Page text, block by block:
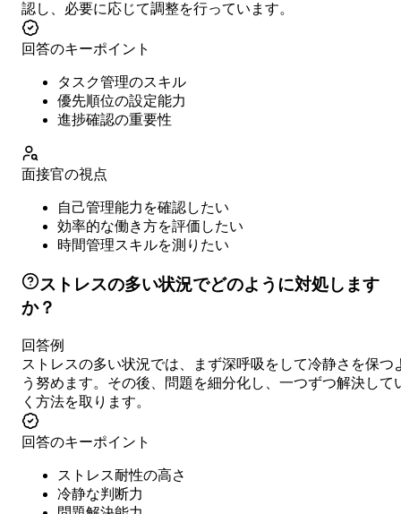
認し、必要に応じて調整を行っています。
回答のキーポイント
タスク管理のスキル
優先順位の設定能力
進捗確認の重要性
面接官の視点
自己管理能力を確認したい
効率的な働き方を評価したい
時間管理スキルを測りたい
ストレスの多い状況でどのように対処します
か？
回答例
ストレスの多い状況では、まず深呼吸をして冷静さを保つ
う努めます。その後、問題を細分化し、一つずつ解決して
く方法を取ります。
回答のキーポイント
ストレス耐性の高さ
冷静な判断力